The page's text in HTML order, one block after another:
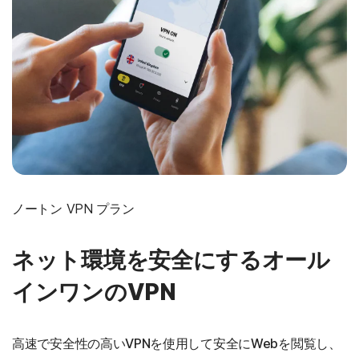
ノートン VPN プラン
ネット環境を安全にするオール
インワンのVPN
高速で安全性の高いVPNを使用して安全にWebを閲覧し、